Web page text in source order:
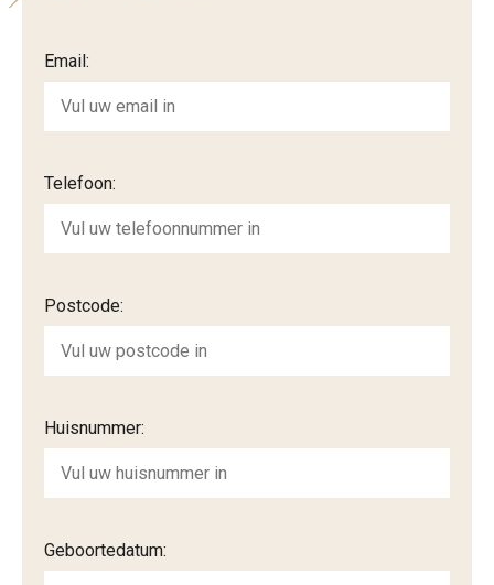
Email:
Telefoon:
Postcode:
Huisnummer:
Geboortedatum: